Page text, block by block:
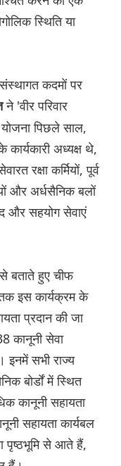
स्थिति या
कदमों पर
ने 'वीर परिवार
पिछले साल,
कार्यकारी अध्यक्ष थे,
रक्षा कर्मियों, पूर्व
और अर्धसैनिक बलों
और सहयोग सेवाएं
बताते हुए चीफ
इस कार्यक्रम के
प्रदान की जा
कानूनी सेवा
इनमें सभी राज्य
बोर्डों में स्थित
कानूनी सहायता
सहायता कार्यबल
पृष्ठभूमि से आते हैं,